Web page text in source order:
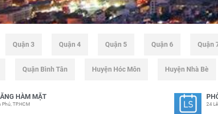
Quận 3 Quận 4 Quận 5 Quận 6 Quận
Quận Bình Tân Huyện Hóc Môn Huyện Nhà Bè
HÀM MẶT
TP.HCM 24